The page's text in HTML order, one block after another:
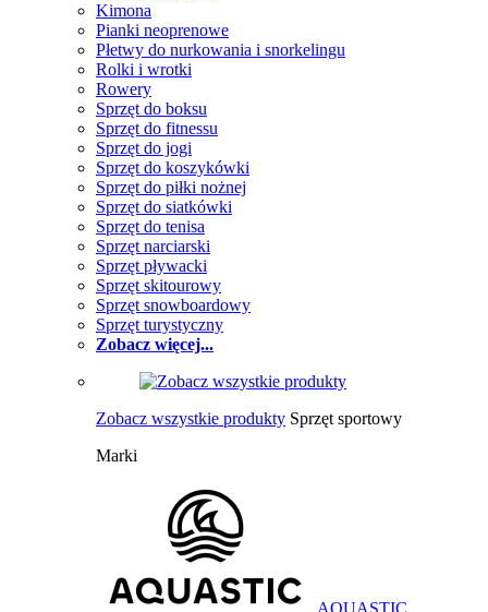
Kimona
Pianki neoprenowe
Płetwy do nurkowania i snorkelingu
Rolki i wrotki
Rowery
Sprzęt do boksu
Sprzęt do fitnessu
Sprzęt do jogi
Sprzęt do koszykówki
Sprzęt do piłki nożnej
Sprzęt do siatkówki
Sprzęt do tenisa
Sprzęt narciarski
Sprzęt pływacki
Sprzęt skitourowy
Sprzęt snowboardowy
Sprzęt turystyczny
Zobacz więcej...
Zobacz wszystkie produkty Sprzęt sportowy
Marki
AQUASTIC